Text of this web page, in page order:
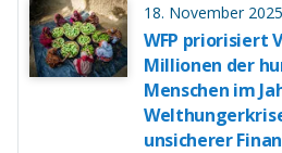
18. November 2025
WFP priorisiert
Millionen der
Menschen im
unsicherer